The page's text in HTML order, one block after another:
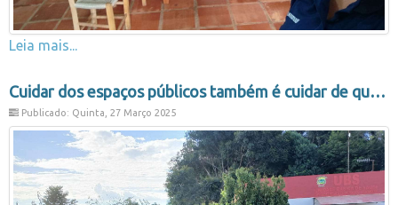
Leia mais...
Cuidar dos espaços públicos também é cuidar de quem usa eles todos os dias
Publicado: Quinta, 27 Março 2025